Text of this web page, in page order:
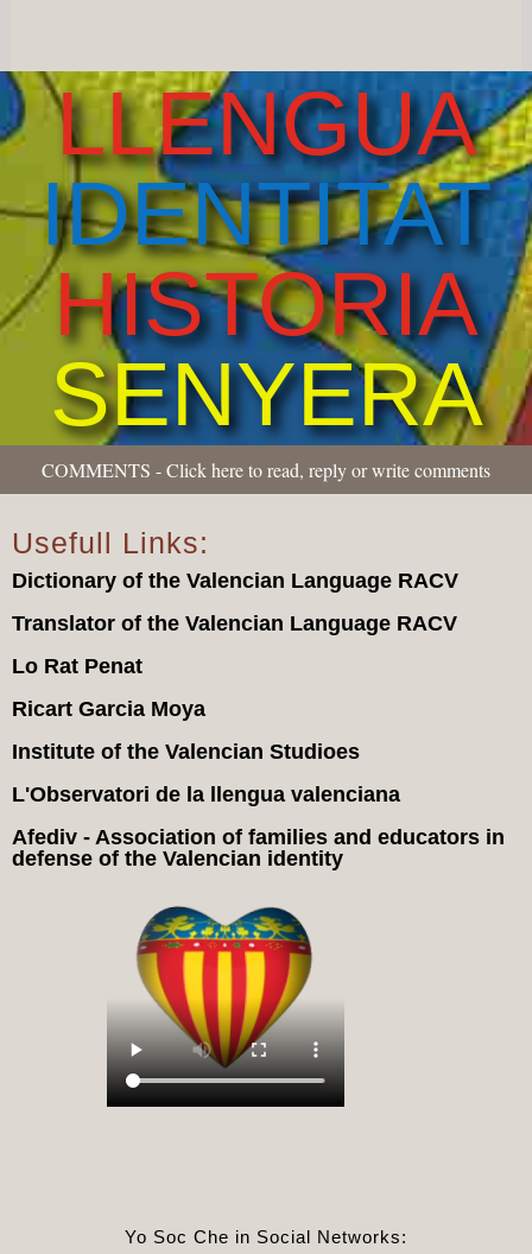
LLENGUA
IDENTITAT
HISTORIA
SENYERA
COMMENTS - Click here to read, reply or write comments
Usefull Links:
Dictionary of the Valencian Language RACV
Translator of the Valencian Language RACV
Lo Rat Penat
Ricart Garcia Moya
Institute of the Valencian Studioes
L'Observatori de la llengua valenciana
Afediv - Association of families and educators in
defense of the Valencian identity
Yo Soc Che in Social Networks: